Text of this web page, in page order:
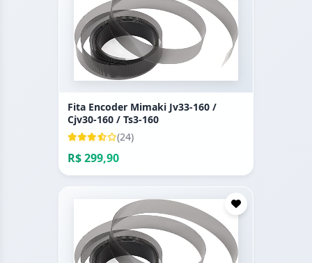
Fita Encoder Mimaki Jv33-160 /
Cjv30-160 / Ts3-160
(24)
R$ 299,90